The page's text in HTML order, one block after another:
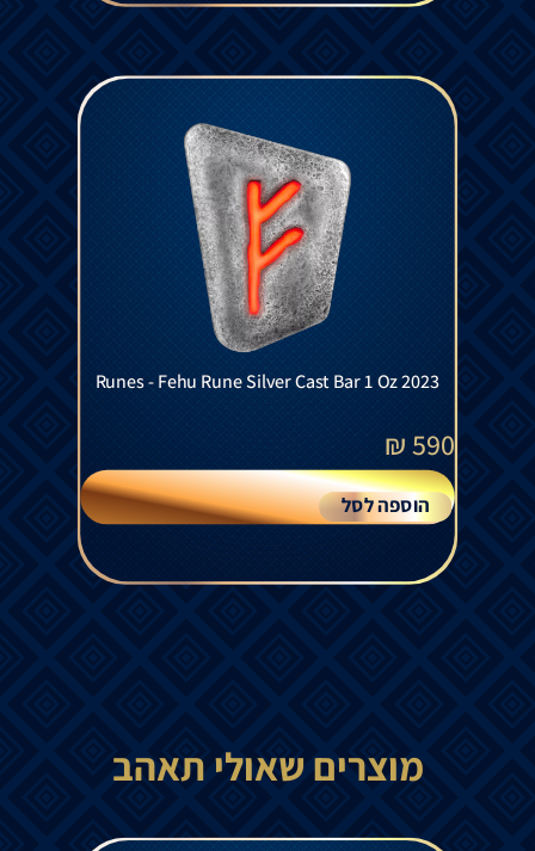
Runes - Fehu Rune Silver Cast Bar 1 Oz 2023
590
₪
הוספה לסל
מוצרים שאולי תאהב